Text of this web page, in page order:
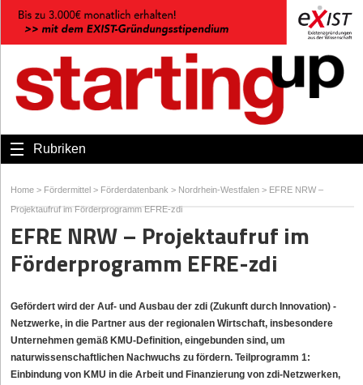
Rubriken
Home > Fördermittel > Förderdatenbank > Nordrhein-Westfalen > EFRE NRW –
Projektaufruf im Förderprogramm EFRE-zdi
EFRE NRW – Projektaufruf im
Förderprogramm EFRE-zdi
Gefördert wird der Auf- und Ausbau der zdi (Zukunft durch Innovation) -
Netzwerke, in die Partner aus der regionalen Wirtschaft, insbesondere
Unternehmen gemäß KMU-Definition, eingebunden sind, um
naturwissenschaftlichen Nachwuchs zu fördern. Teilprogramm 1:
Einbindung von KMU in die Arbeit und Finanzierung von zdi-Netzwerken,